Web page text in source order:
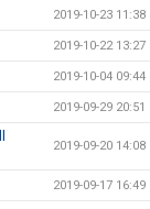
2019-10-23 11:38
2019-10-22 13:27
2019-10-04 09:44
2019-09-29 20:51
2019-09-20 14:08
2019-09-17 16:49